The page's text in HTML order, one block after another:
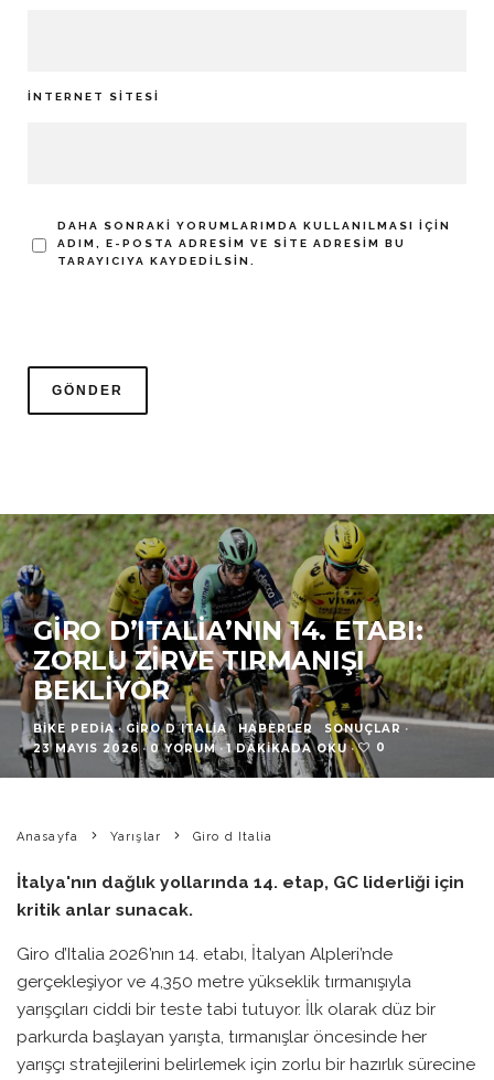
İNTERNET SITESI
DAHA SONRAKI YORUMLARIMDA KULLANILMASI IÇIN
ADIM, E-POSTA ADRESIM VE SITE ADRESIM BU
TARAYICIYA KAYDEDILSIN.
GIRO D’ITALIA’NIN 14. ETABI:
ZORLU ZIRVE TIRMANIŞI
BEKLIYOR
BIKE PEDIA · GIRO D ITALIA HABERLER SONUÇLAR ·
23 MAYIS 2026 · 0 YORUM · 1 DAKIKADA OKU · 0
Anasayfa Yarışlar Giro d Italia
İtalya'nın dağlık yollarında 14. etap, GC liderliği için
kritik anlar sunacak.
Giro d’Italia 2026’nın 14. etabı, İtalyan Alpleri’nde
gerçekleşiyor ve 4,350 metre yükseklik tırmanışıyla
yarışçıları ciddi bir teste tabi tutuyor. İlk olarak düz bir
parkurda başlayan yarışta, tırmanışlar öncesinde her
yarışçı stratejilerini belirlemek için zorlu bir hazırlık sürecine